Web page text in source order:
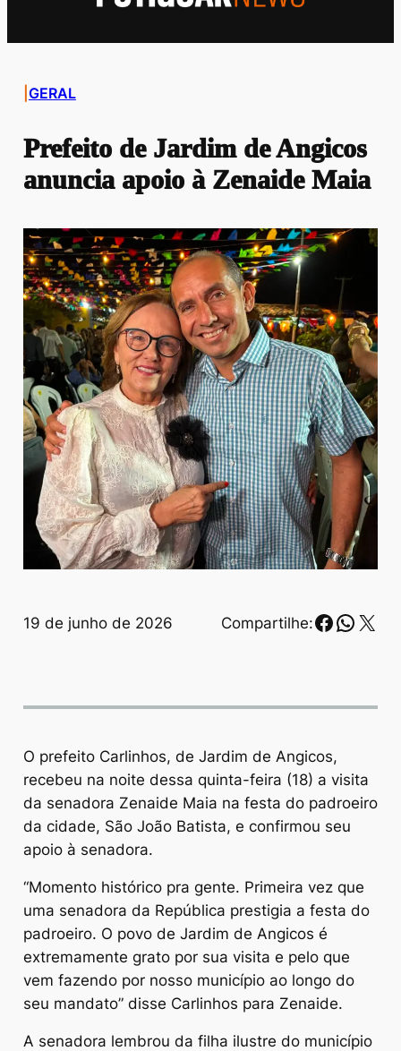
GERAL
Prefeito de Jardim de Angicos
anuncia apoio à Zenaide Maia
19 de junho de 2026 Compartilhe: X
O prefeito Carlinhos, de Jardim de Angicos,
recebeu na noite dessa quinta-feira (18) a visita
da senadora Zenaide Maia na festa do padroeiro
da cidade, São João Batista, e confirmou seu
apoio à senadora.
“Momento histórico pra gente. Primeira vez que
uma senadora da República prestigia a festa do
padroeiro. O povo de Jardim de Angicos é
extremamente grato por sua visita e pelo que
vem fazendo por nosso município ao longo do
seu mandato” disse Carlinhos para Zenaide.
A senadora lembrou da filha ilustre do município